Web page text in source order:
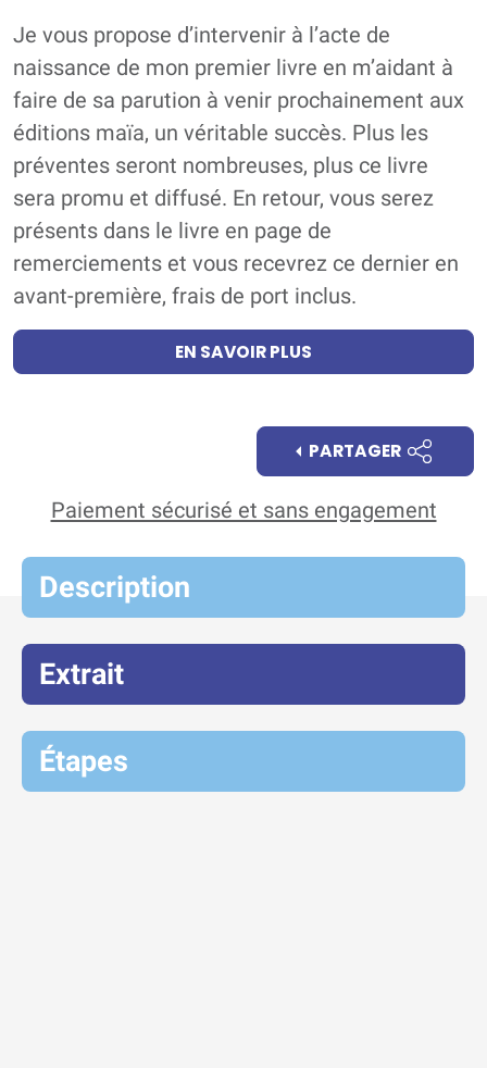
Je vous propose d’intervenir à l’acte de
naissance de mon premier livre en m’aidant à
faire de sa parution à venir prochainement aux
éditions maïa, un véritable succès. Plus les
préventes seront nombreuses, plus ce livre
sera promu et diffusé. En retour, vous serez
présents dans le livre en page de
remerciements et vous recevrez ce dernier en
avant-première, frais de port inclus.
EN SAVOIR PLUS
Paiement sécurisé et sans engagement
PARTAGER
Description
Extrait
Étapes